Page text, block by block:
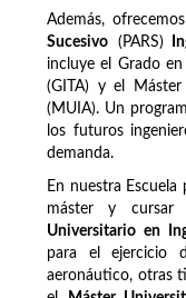
Además,
Sucesivo (PARS)
incluye el Grado en
(GITA) y el Máster
(MUIA). Un
los futuros
demanda.
En nuestra
máster y cursar
Universitario en
para el ejercicio
aeronáutico, otras